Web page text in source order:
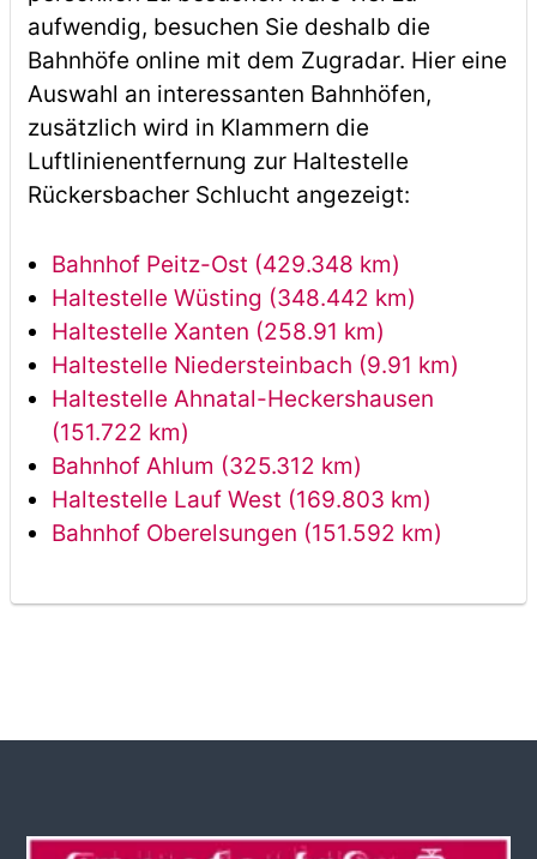
aufwendig, besuchen Sie deshalb die
Bahnhöfe online mit dem Zugradar. Hier eine
Auswahl an interessanten Bahnhöfen,
zusätzlich wird in Klammern die
Luftlinienentfernung zur Haltestelle
Rückersbacher Schlucht angezeigt:
Bahnhof Peitz-Ost (429.348 km)
Haltestelle Wüsting (348.442 km)
Haltestelle Xanten (258.91 km)
Haltestelle Niedersteinbach (9.91 km)
Haltestelle Ahnatal-Heckershausen
(151.722 km)
Bahnhof Ahlum (325.312 km)
Haltestelle Lauf West (169.803 km)
Bahnhof Oberelsungen (151.592 km)